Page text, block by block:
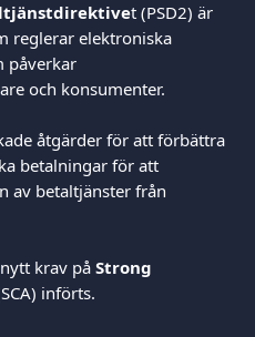
t (PSD2) är
reglerar elektroniska
påverkar
och konsumenter.
åtgärder för att förbättra
betalningar för att
av betaltjänster från
krav på Strong
införts.